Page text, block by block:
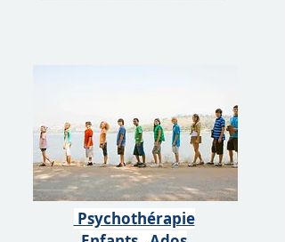
Psychothérapie